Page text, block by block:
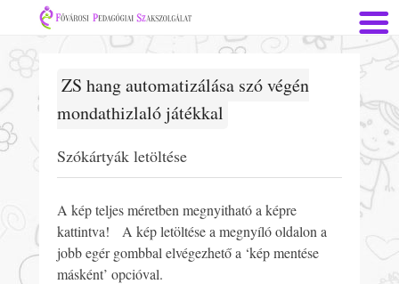
ZS hang automatizálása szó végén
mondathizlaló játékkal
Szókártyák letöltése
A kép teljes méretben megnyitható a képre
kattintva! A kép letöltése a megnyíló oldalon a
jobb egér gombbal elvégezhető a ‘kép mentése
másként’ opcióval.